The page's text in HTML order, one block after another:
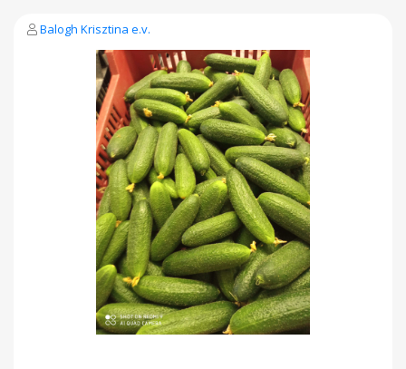
Balogh Krisztina e.v.